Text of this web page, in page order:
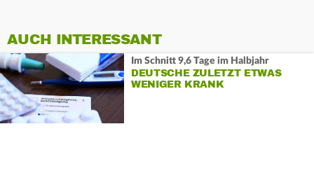
AUCH INTERESSANT
Im Schnitt 9,6 Tage im Halbjahr
DEUTSCHE ZULETZT ETWAS
WENIGER KRANK